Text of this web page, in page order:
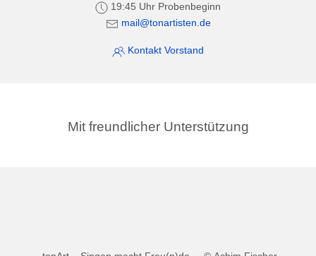
19:45 Uhr Probenbeginn
mail@tonartisten.de
Kontakt Vorstand
Mit freundlicher Unterstützung